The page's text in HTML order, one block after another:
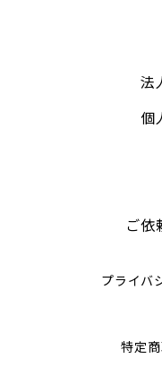
法
個
ご依
プライバ
特定